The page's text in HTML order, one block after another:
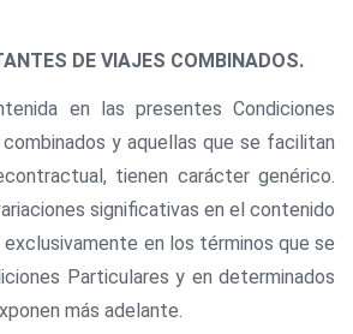
DE VIAJES COMBINADOS.
en las presentes Condiciones
y aquellas que se facilitan
tienen carácter genérico.
significativas en el contenido
en los términos que se
Particulares y en determinados
más adelante.